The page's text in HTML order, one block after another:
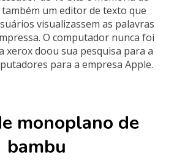
também um editor de texto que
visualizassem as palavras
O computador nunca foi
xerox doou sua pesquisa para a
para a empresa Apple.
monoplano de
bambu